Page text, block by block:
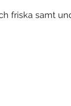
friska samt